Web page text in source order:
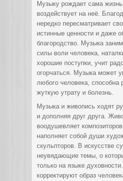
Музыку рождает сама
воздействует на неё.
нередко пересматривает
истинные ценности и даже
благородство. Музыка
силы воли человека,
хорошие поступки, учит
огорчаться. Музыка может
любого человека, способна
жуткую утрату и болезнь.
Музыка и живопись ходят
и дополняя друг друга.
воодушевляет
наполняет собой души
скульпторов. В искусстве
неувядающие темы, о
только на языке
корректируют образ